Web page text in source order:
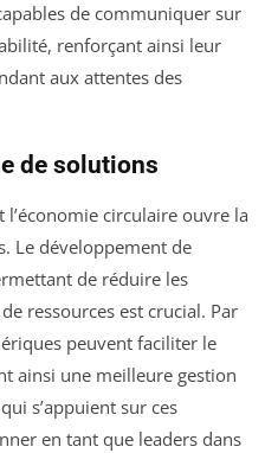
de communiquer sur
renforçant ainsi leur
aux attentes des
de solutions
circulaire ouvre la
Le développement de
de réduire les
ressources est crucial. Par
peuvent faciliter le
ainsi une meilleure gestion
s’appuient sur ces
en tant que leaders dans